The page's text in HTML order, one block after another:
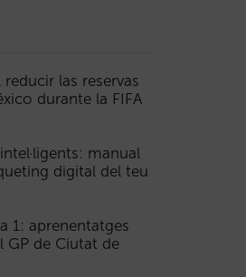
reducir las reservas
durante la FIFA
manual
digital del teu
1: aprenentatges
GP de Ciutat de